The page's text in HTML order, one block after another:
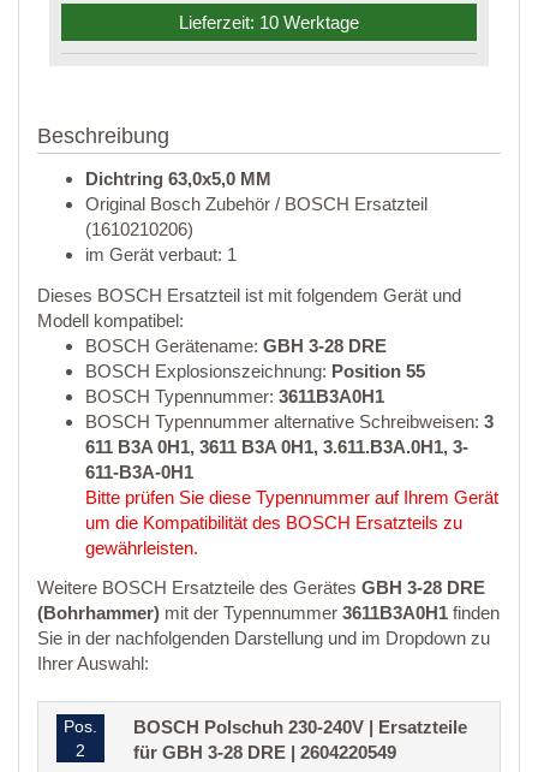
Lieferzeit: 10 Werktage
Beschreibung
Dichtring 63,0x5,0 MM
Original Bosch Zubehör / BOSCH Ersatzteil
(1610210206)
im Gerät verbaut: 1
Dieses BOSCH Ersatzteil ist mit folgendem Gerät und
Modell kompatibel:
BOSCH Gerätename: GBH 3-28 DRE
BOSCH Explosionszeichnung: Position 55
BOSCH Typennummer: 3611B3A0H1
BOSCH Typennummer alternative Schreibweisen: 3
611 B3A 0H1, 3611 B3A 0H1, 3.611.B3A.0H1, 3-
611-B3A-0H1
Bitte prüfen Sie diese Typennummer auf Ihrem Gerät
um die Kompatibilität des BOSCH Ersatzteils zu
gewährleisten.
Weitere BOSCH Ersatzteile des Gerätes GBH 3-28 DRE
(Bohrhammer) mit der Typennummer 3611B3A0H1 finden
Sie in der nachfolgenden Darstellung und im Dropdown zu
Ihrer Auswahl:
Pos.
2
BOSCH Polschuh 230-240V | Ersatzteile
für GBH 3-28 DRE | 2604220549